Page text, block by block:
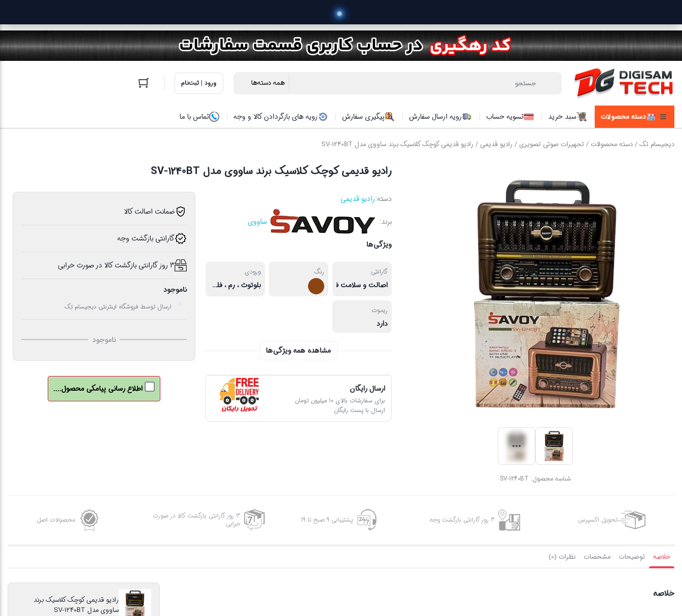
ورود | ثبت‌نام
دسته محصولات سبد خرید تسویه حساب رویه ارسال سفارش پیگیری سفارش رویه های بازگردادن کالا و وجه تماس با ما
دیجیسام تک/دسته محصولات /تجهیزات صوتی تصویری / رادیو قدیمی / رادیو قدیمی کوچک کلاسیک برند ساووی مدل SV-1240BT
شناسه محصول: SV-1240BT
رادیو قدیمی کوچک کلاسیک برند ساووی مدل SV-1240BT
دسته:رادیو قدیمی
برند: ساووی
ویژگی‌ها
گارانتی
اصالت و سلامت فیزیکی کالا
رنگ ورودی
بلوتوث ، رم ، فلش
ریموت
دارد
مشاهده همه ویژگی‌ها
ارسال رایگان
برای سفارشات بالای 10 میلیون تومان
ارسال با پست رایگان
ضمانت اصالت کالا
گارانتی بازگشت وجه
3 روز گارانتی بازگشت کالا در صورت خرابی
ناموجود
ارسال توسط فروشگاه اینترنتی دیجیسام تِک
ناموجود
اطلاع رسانی پیامکی محصول....
تحویل اکسپرس 3 روز گارانتی بازگشت وجه پشتیبانی 9 صبح تا 19
3 روز گارانتی بازگشت کالا در صورت
خرابی
محصولات اصل
خلاصه توضیحات مشخصات نظرات (0)
خلاصه
رادیو قدیمی کوچک کلاسیک برند
ساووی مدل SV-1240BT
خرید محص